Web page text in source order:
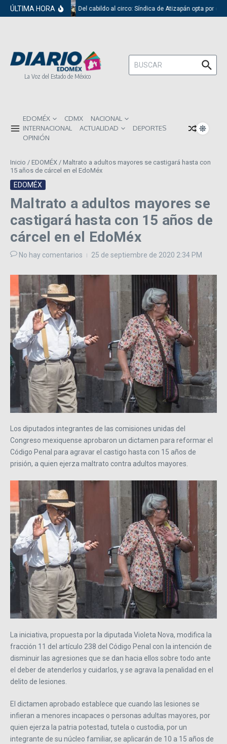
Saltar al contenido
ÚLTIMA HORA Del cabildo al circo: Síndica de Atizapán opta por el
La Voz del Estado de México
Buscar:
EDOMÉX CDMX
NACIONAL
INTERNACIONAL
ACTUALIDAD
DEPORTES
OPINIÓN
Inicio / EDOMÉX / Maltrato a adultos mayores se castigará hasta con
15 años de cárcel en el EdoMéx
EDOMÉX
Maltrato a adultos mayores se
castigará hasta con 15 años de
cárcel en el EdoMéx
No hay comentarios 25 de septiembre de 2020 2:34 PM
Los diputados integrantes de las comisiones unidas del
Congreso mexiquense aprobaron un dictamen para reformar el
Código Penal para agravar el castigo hasta con 15 años de
prisión, a quien ejerza maltrato contra adultos mayores.
La iniciativa, propuesta por la diputada Violeta Nova, modifica la
fracción 11 del artículo 238 del Código Penal con la intención de
disminuir las agresiones que se dan hacia ellos sobre todo ante
el deber de atenderlos y cuidarlos, y se agrava la penalidad en el
delito de lesiones.
El dictamen aprobado establece que cuando las lesiones se
infieran a menores incapaces o personas adultas mayores, por
quien ejerza la patria potestad, tutela o custodia, por un
integrante de su núcleo familiar, se aplicarán de 10 a 15 años de